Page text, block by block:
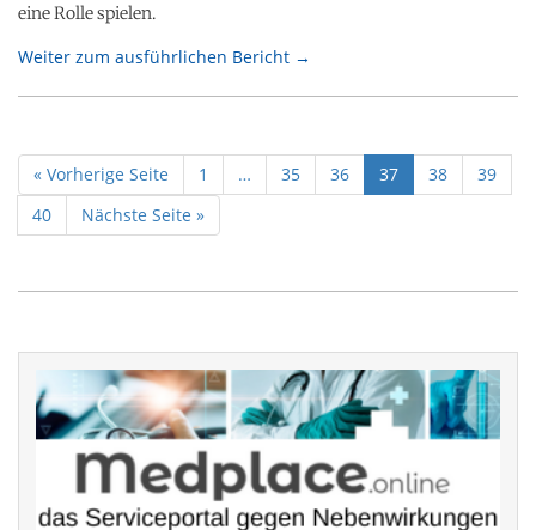
eine Rolle spielen.
Weiter zum ausführlichen Bericht →
« Vorherige Seite 1 … 35 36 37 38
39
40
Nächste Seite »